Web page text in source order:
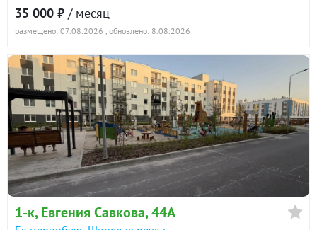
35 000 ₽ / месяц
размещено: 07.08.2026 , обновлено: 8.08.2026
1-к, Евгения Савкова, 44А